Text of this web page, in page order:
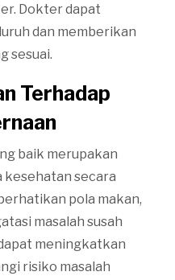
Dokter dapat
dan memberikan
sesuai.
Terhadap
baik merupakan
kesehatan secara
pola makan,
masalah susah
meningkatkan
risiko masalah